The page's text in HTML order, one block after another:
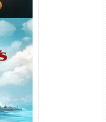
Bay
(2026)
Áudio